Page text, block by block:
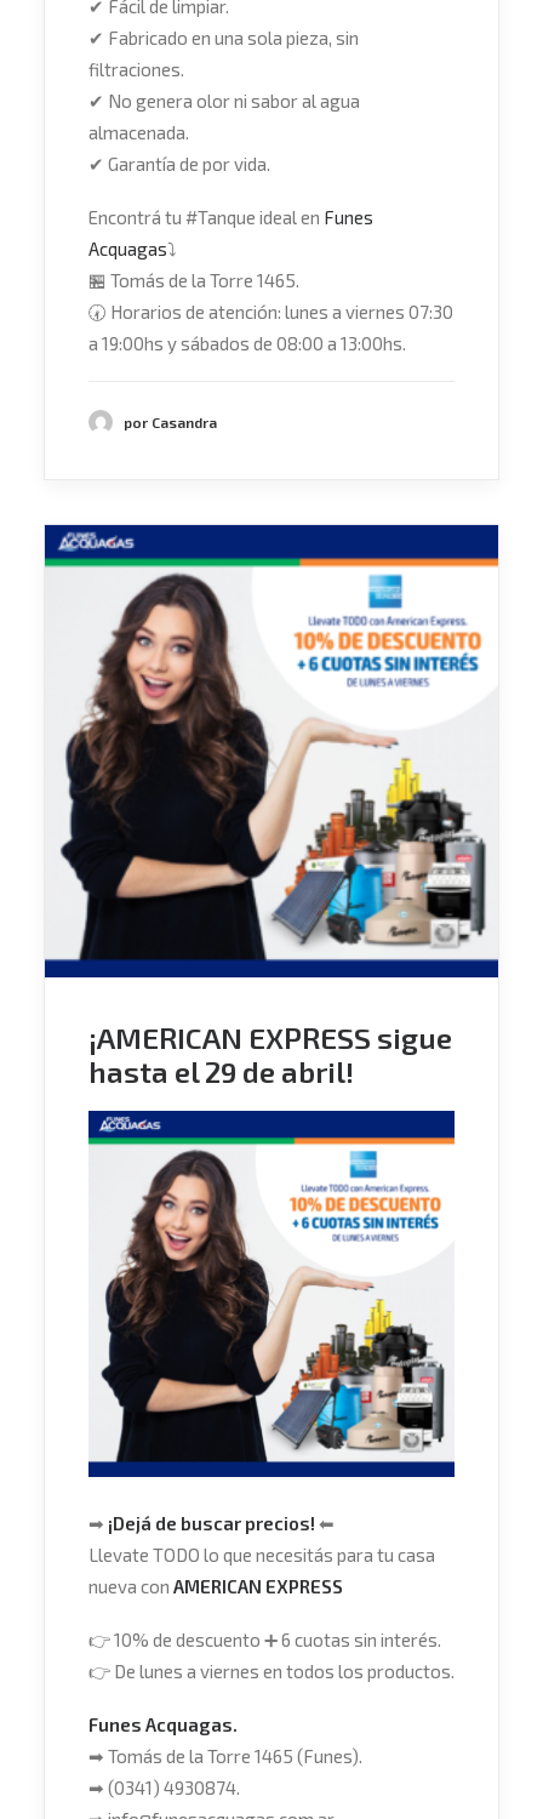
✔ Fácil de limpiar.
✔ Fabricado en una sola pieza, sin
filtraciones.
✔ No genera olor ni sabor al agua
almacenada.
✔ Garantía de por vida.
Encontrá tu #Tanque ideal en Funes
Acquagas⤵
🏪 Tomás de la Torre 1465.
🕢 Horarios de atención: lunes a viernes 07:30
a 19:00hs y sábados de 08:00 a 13:00hs.
por Casandra
¡AMERICAN EXPRESS sigue
hasta el 29 de abril!
➡ ¡Dejá de buscar precios! ⬅
Llevate TODO lo que necesitás para tu casa
nueva con AMERICAN EXPRESS
👉10% de descuento ➕6 cuotas sin interés.
👉 De lunes a viernes en todos los productos.
Funes Acquagas.
➡ Tomás de la Torre 1465 (Funes).
➡ (0341) 4930874.